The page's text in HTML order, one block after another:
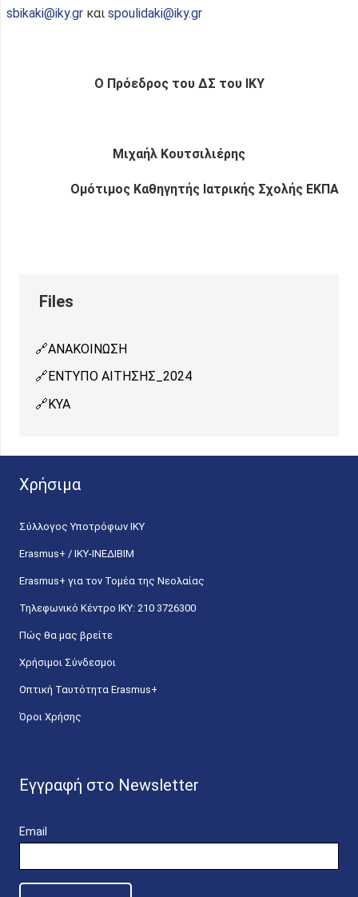
sbikaki@iky.gr και spoulidaki@iky.gr
Ο Πρόεδρος του ΔΣ του ΙΚΥ
Μιχαήλ Κουτσιλιέρης
Ομότιμος Καθηγητής Ιατρικής Σχολής ΕΚΠΑ
ΑΝΑΚΟΙΝΩΣH
ΕΝΤΥΠΟ ΑΙΤΗΣΗΣ_2024
ΚΥΑ
Χρήσιμα
Σύλλογος Υποτρόφων ΙΚΥ
Erasmus+ / ΙΚΥ-ΙΝΕΔΙΒΙΜ
Erasmus+ για τον Τομέα της Νεολαίας
Τηλεφωνικό Κέντρο IKY: 210 3726300
Πώς θα μας βρείτε
Χρήσιμοι Σύνδεσμοι
Οπτική Ταυτότητα Erasmus+
Όροι Χρήσης
Εγγραφή στο Newsletter
Email